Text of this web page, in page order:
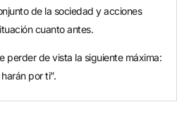
de la sociedad y acciones
cuanto antes.
perder de vista la siguiente máxima:
por ti”.